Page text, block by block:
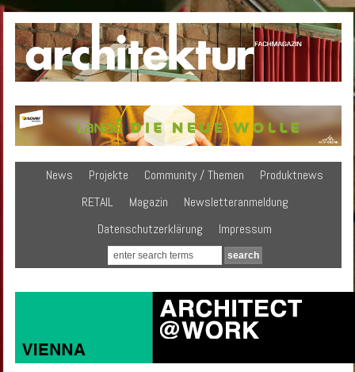
News Projekte Community / Themen
Produktnews
RETAIL
Magazin
Newsletteranmeldung
Datenschutzerklärung
Impressum